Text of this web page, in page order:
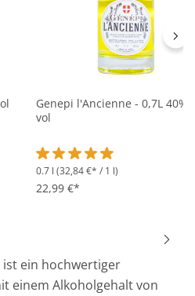
von 4.5 von 5 Sternen
Genepi l'Ancienne - 0,7L 40%
vol
Durchschnittliche
0.7 l (32,84 €* / 1 l)
22,99 €*
ein hochwertiger
einem Alkoholgehalt von